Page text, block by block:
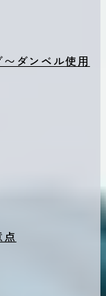
ダンベル使用